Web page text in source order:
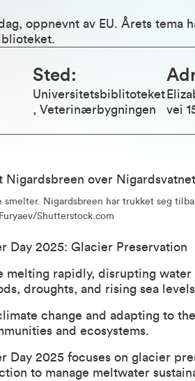
oppnevnt av EU. Årets tema
Sted :
Universitetsbiblitoteket
, Veterinærbygningen
vei
smelter. Nigardsbreen har trukket seg
Shutterstock.com
Day 2025: Glacier Preservation
melting rapidly, disrupting
droughts, and rising sea
change and adapting to
and ecosystems.
Day 2025 focuses on glacier
to manage meltwater